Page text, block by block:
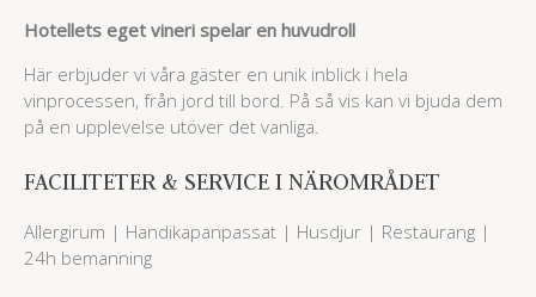
Hotellets eget vineri spelar en huvudroll
Här erbjuder vi våra gäster en unik inblick i hela
vinprocessen, från jord till bord. På så vis kan vi bjuda dem
på en upplevelse utöver det vanliga.
FACILITETER & SERVICE I NÄROMRÅDET
Allergirum | Handikapanpassat | Husdjur | Restaurang |
24h bemanning